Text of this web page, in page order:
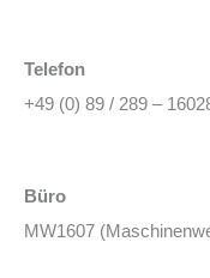
Telefon
+49 (0) 89 / 289 –
Büro
MW1607